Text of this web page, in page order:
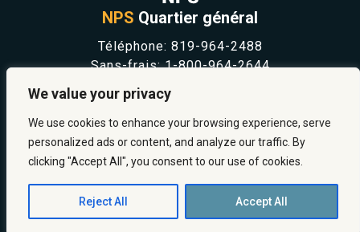
We value your privacy
We use cookies to enhance your browsing experience, serve
personalized ads or content, and analyze our traffic. By
clicking "Accept All", you consent to our use of cookies.
Reject All Accept All
NPS Quartier général
Téléphone: 819-964-2488
Sans-frais:1-800-964-2644
SÉCURITÉ ET PRÉVENTION
CARRIÈRES
À PROPOS
NOUS JOINDRE